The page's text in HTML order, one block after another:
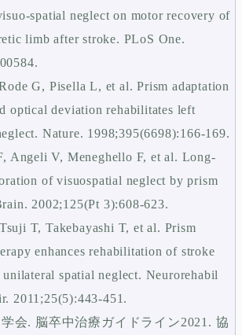
spatial neglect on motor recovery of
limb after stroke. PLoS One.
G, Pisella L, et al. Prism adaptation
optical deviation rehabilitates left
Nature. 1998;395(6698):166-169.
Angeli V, Meneghello F, et al. Long-
of visuospatial neglect by prism
2002;125(Pt 3):608-623.
T, Takebayashi T, et al. Prism
enhances rehabilitation of stroke
spatial neglect. Neurorehabil
2011;25(5):443-451.
会. 脳卒中治療ガイドライン2021. 協